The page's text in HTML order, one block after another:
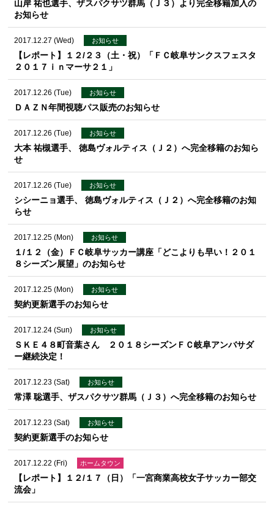
山岸 祐也選手、ザスパクサツ群馬（Ｊ３）より完全移籍加入の
お知らせ
2017.12.27 (Wed) お知らせ
【レポート】１２/２３（土・祝）「ＦＣ岐阜サンクスフェスタ
２０１７ｉｎマーサ２１」
2017.12.26 (Tue) お知らせ
ＤＡＺＮ年間視聴パス販売のお知らせ
2017.12.26 (Tue) お知らせ
大本 祐槻選手、 徳島ヴォルティス（Ｊ２）へ完全移籍のお知ら
せ
2017.12.26 (Tue) お知らせ
シシーニョ選手、 徳島ヴォルティス（Ｊ２）へ完全移籍のお知
らせ
2017.12.25 (Mon) お知らせ
１/１２（金）ＦＣ岐阜サッカー講座「どこよりも早い！２０１
８シーズン展望」のお知らせ
2017.12.25 (Mon) お知らせ
契約更新選手のお知らせ
2017.12.24 (Sun) お知らせ
ＳＫＥ４８町音葉さん ２０１８シーズンＦＣ岐阜アンバサダ
ー継続決定！
2017.12.23 (Sat) お知らせ
常澤 聡選手、ザスパクサツ群馬（Ｊ３）へ完全移籍のお知らせ
2017.12.23 (Sat) お知らせ
契約更新選手のお知らせ
2017.12.22 (Fri) ホームタウン
【レポート】１２/１７（日）「一宮商業高校女子サッカー部交
流会」